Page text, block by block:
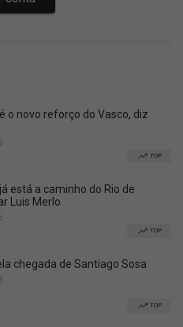
o novo reforço do Vasco, diz
TOP
está a caminho do Rio de
Luis Merlo
TOP
chegada de Santiago Sosa
TOP